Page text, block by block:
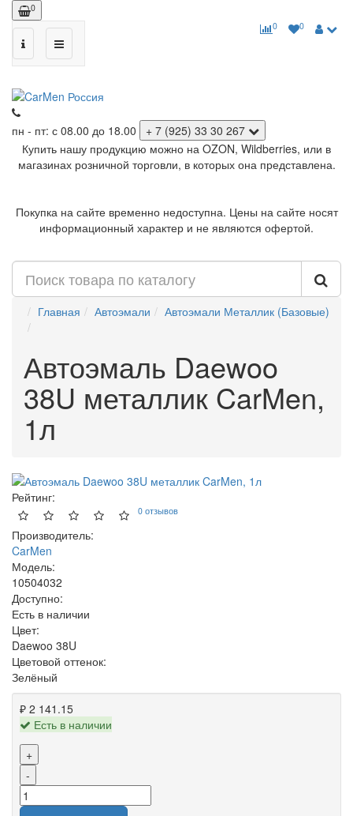
0
0
0
пн - пт: с 08.00 до 18.00
+ 7 (925) 33 30 267
Купить нашу продукцию можно на OZON, Wildberries, или в
магазинах розничной торговли, в которых она представлена.
Покупка на сайте временно недоступна. Цены на сайте носят
информационный характер и не являются офертой.
Главная Автоэмали Автоэмали Металлик (Базовые)
Автоэмаль Daewoo
38U металлик CarMen,
1л
Рейтинг:
0 отзывов
Производитель:
CarMen
Модель:
10504032
Доступно:
Есть в наличии
Цвет:
Daewoo 38U
Цветовой оттенок:
Зелёный
₽ 2 141.15
Есть в наличии
+
-